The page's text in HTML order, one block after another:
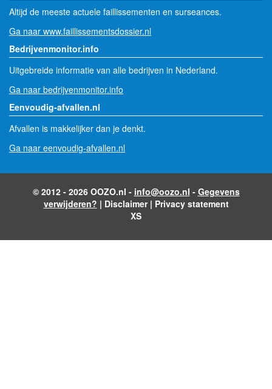
Altijd de meeste actuele faillissementen en surseances.
Ga naar www.faillissementsdossier.nl
Bedrijvenmonitor.info
Uitgebreide informatie van alle bedrijven in Nederland.
Ga naar bedrijvenmonitor.info
Eenvoudig-afvallen.nl
Afvallen is makkelijker dan je denkt.
Ga naar eenvoudig-afvallen.nl
© 2012 - 2026 OOZO.nl - info@oozo.nl - Gegevens
verwijderen? | Disclaimer| Privacy statement
XS